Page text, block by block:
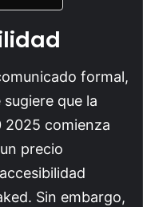
formal,
que la
2025 comienza
precio
Sin embargo,